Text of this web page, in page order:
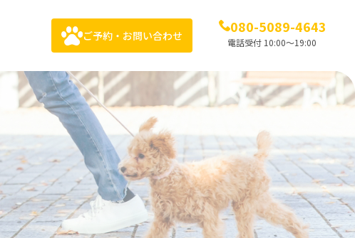
ご予約・お問い合わせ 080-5089-4643
電話受付 10:00〜19:00